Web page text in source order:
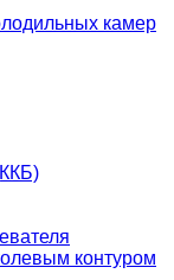
камер
контуром